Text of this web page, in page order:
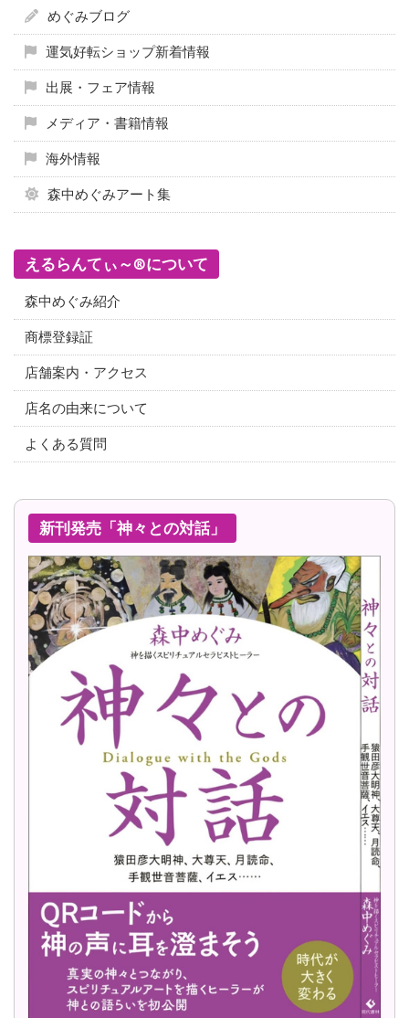
めぐみブログ
運気好転ショップ新着情報
出展・フェア情報
メディア・書籍情報
海外情報
森中めぐみアート集
えるらんてぃ～®について
森中めぐみ紹介
商標登録証
店舗案内・アクセス
店名の由来について
よくある質問
新刊発売「神々との対話」